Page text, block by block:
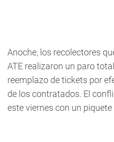
Anoche, los recolectores
ATE realizaron un paro
reemplazo de tickets por
de los contratados. El
este viernes con un